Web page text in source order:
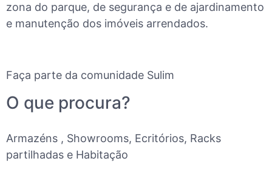
zona do parque, de segurança e de ajardinamento
e manutenção dos imóveis arrendados.
Faça parte da comunidade Sulim
O que procura?
Armazéns , Showrooms, Ecritórios, Racks
partilhadas e Habitação